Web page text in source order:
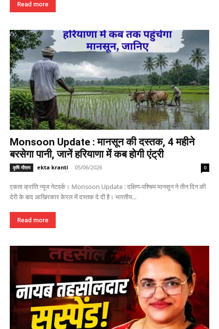
Read more
Monsoon Update : मानसून की दस्तक, 4 महीने
बरसेगा पानी, जानें हरियाणा में कब होगी एंट्री
कृषि मौसम ekta kranti - 05/06/2026 0
एकता क्रांति न्यूज नेटवर्क। Monsoon Update : दक्षिण-पश्चिम मानसून ने तीन दिन की
देरी के बाद आखिरकार केरल में दस्तक दे दी है। भारतीय...
Read more